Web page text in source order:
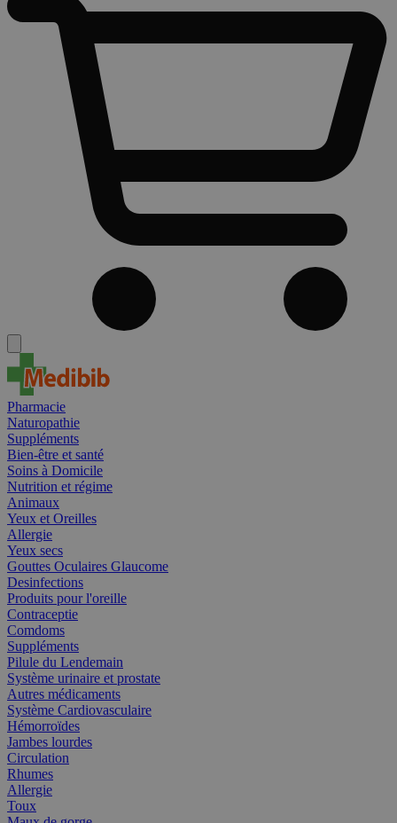
Pharmacie
Naturopathie
Suppléments
Bien-être et santé
Soins à Domicile
Nutrition et régime
Animaux
Yeux et Oreilles
Allergie
Yeux secs
Gouttes Oculaires Glaucome
Desinfections
Produits pour l'oreille
Contraceptie
Comdoms
Suppléments
Pilule du Lendemain
Système urinaire et prostate
Autres médicaments
Système Cardiovasculaire
Hémorroïdes
Jambes lourdes
Circulation
Rhumes
Allergie
Toux